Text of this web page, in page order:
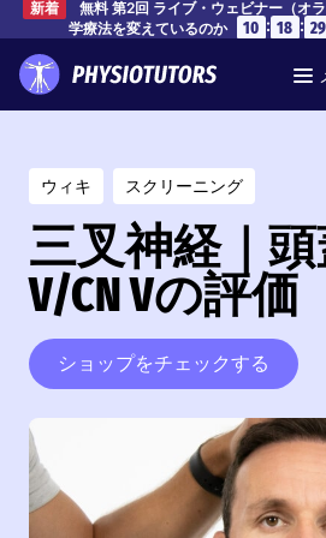
新着
無料 第2回 ライブ・ウェビナー（オ
学療法を変えているのか
10 : 18 : 29
ウィキ スクリーニング
三叉神経｜
V/CN Vの評価
ショップをチェックする